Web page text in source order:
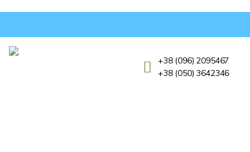
+38 (096) 2095467
+38 (050) 3642346